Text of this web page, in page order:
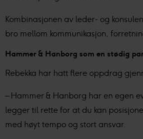
Vi og våre
Kombinasjonen av leder- og
bro mellom kommunikasjon,
Hammer & Hanborg som en stødig
Rebekka har hatt flere oppdrag
– Hammer & Hanborg har en egen
legger til rette for at du kan
med høyt tempo og stort ansvar.